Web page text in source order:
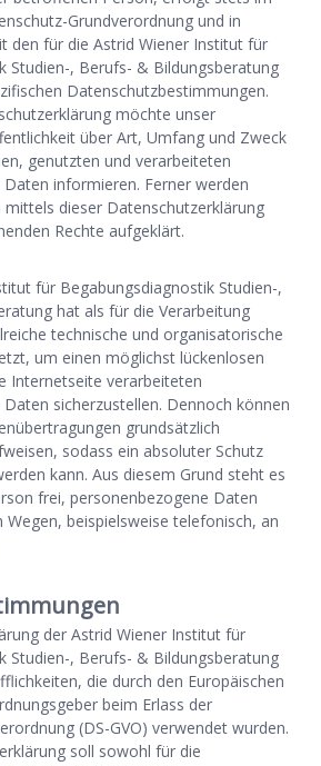
Grundverordnung und in
den für die Astrid Wiener Institut für
Studien-, Berufs- & Bildungsberatung
Datenschutzbestimmungen.
möchte unser
über Art, Umfang und Zweck
genutzten und verarbeiteten
informieren. Ferner werden
dieser Datenschutzerklärung
Rechte aufgeklärt.
für Begabungsdiagnostik Studien-,
hat als für die Verarbeitung
technische und organisatorische
um einen möglichst lückenlosen
Internetseite verarbeiteten
sicherzustellen. Dennoch können
grundsätzlich
sodass ein absoluter Schutz
kann. Aus diesem Grund steht es
frei, personenbezogene Daten
beispielsweise telefonisch, an
der Astrid Wiener Institut für
Studien-, Berufs- & Bildungsberatung
die durch den Europäischen
beim Erlass der
(DS-GVO) verwendet wurden.
soll sowohl für die